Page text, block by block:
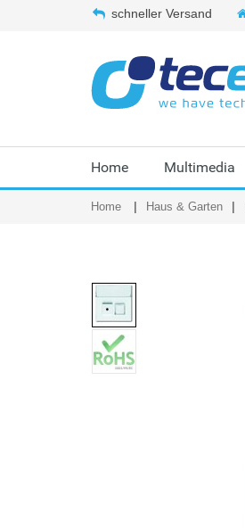
schneller Versand
Home Multimedia
Home Haus & Garten